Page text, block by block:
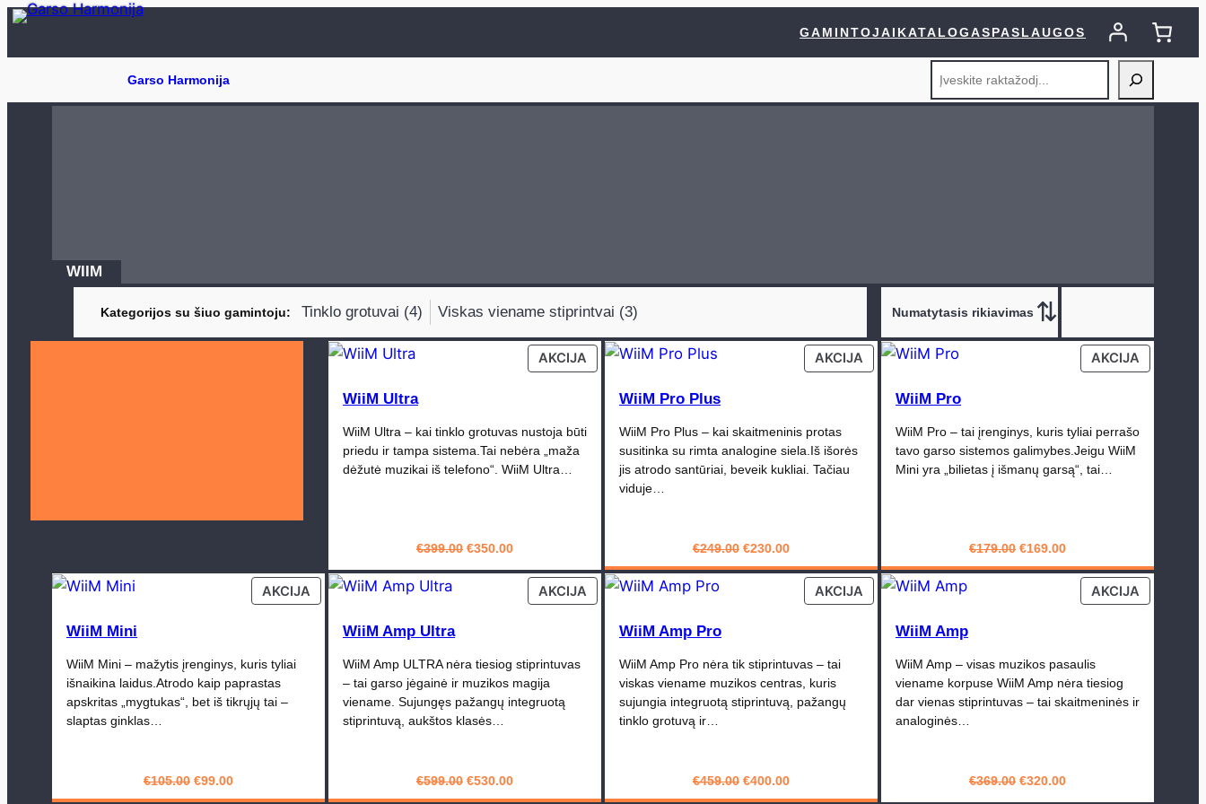
Eiti
GAMINTOJAI KATALOGASPASLAUGOS
WIIM
Kategorijos su šiuo gamintoju Tinklo grotuvai (4) Viskas viename stiprintvai (3)
AKCIJAPRODUCT
ON
SALE
WiiM Ultra
WiiM Ultra – kai tinklo grotuvas nustoja būti
priedu ir tampa sistema.Tai nebėra „maža
dėžutė muzikai iš telefono“. WiiM Ultra…
€399.00 Original
price
€350.00Current
price
€350.00.
PIRKTI
AKCIJAPRODUCT
ON
SALE
WiiM Pro Plus
WiiM Pro Plus – kai skaitmeninis protas
susitinka su rimta analogine siela.Iš išorės
jis atrodo santūriai, beveik kukliai. Tačiau
viduje…
€249.00 Original
price
€230.00Current
price
€230.00.
AKCIJAPRODUCT
ON
WiiM Pro
WiiM Pro – tai įrenginys, kuris tyliai perrašo
tavo garso sistemos galimybes.Jeigu WiiM
Mini yra „bilietas į išmanų garsą“, tai…
€179.00 Original
price
€169.00Current
price
€169.00.
AKCIJAPRODUCT
ON
SALE
WiiM Mini
WiiM Mini – mažytis įrenginys, kuris tyliai
išnaikina laidus.Atrodo kaip paprastas
apskritas „mygtukas“, bet iš tikrųjų tai –
slaptas ginklas…
€105.00 Original
price
€99.00Current
price
AKCIJAPRODUCT
ON
SALE
WiiM Amp Ultra
WiiM Amp ULTRA nėra tiesiog stiprintuvas
– tai garso jėgainė ir muzikos magija
viename. Sujungęs pažangų integruotą
stiprintuvą, aukštos klasės…
€599.00 Original
price
€530.00Current
price
AKCIJAPRODUCT
ON
SALE
WiiM Amp Pro
WiiM Amp Pro nėra tik stiprintuvas – tai
viskas viename muzikos centras, kuris
sujungia integruotą stiprintuvą, pažangų
tinklo grotuvą ir…
€459.00 Original
price
€400.00Current
price
AKCIJAPRODUCT
ON
WiiM Amp
WiiM Amp – visas muzikos pasaulis
viename korpuse WiiM Amp nėra tiesiog
dar vienas stiprintuvas – tai skaitmeninės ir
analoginės…
€369.00 Original
price
€320.00Current
price